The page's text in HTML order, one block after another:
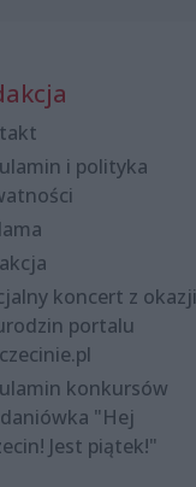
i polityka
koncert z okazji
portalu
konkursów
"Hej
Jest piątek!"